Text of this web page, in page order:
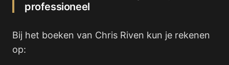
professioneel
Bij het boeken van Chris Riven kun je rekenen
op: